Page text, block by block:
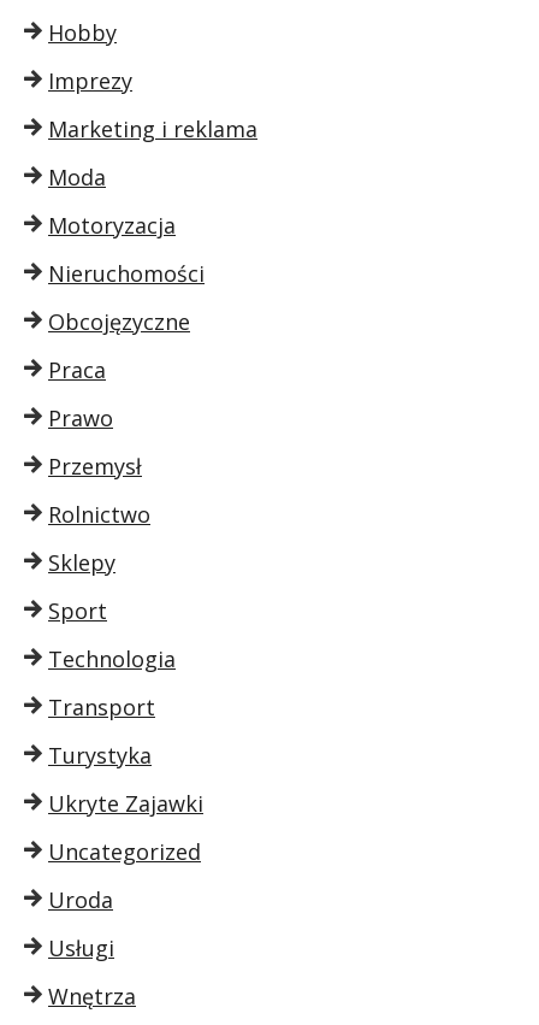
Hobby
Imprezy
Marketing i reklama
Moda
Motoryzacja
Nieruchomości
Obcojęzyczne
Praca
Prawo
Przemysł
Rolnictwo
Sklepy
Sport
Technologia
Transport
Turystyka
Ukryte Zajawki
Uncategorized
Uroda
Usługi
Wnętrza